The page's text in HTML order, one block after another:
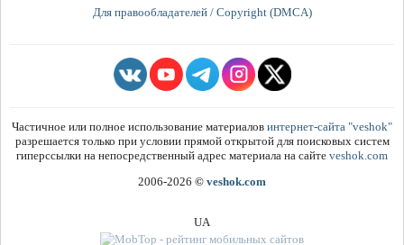
Для правообладателей / Copyright (DMCA)
Частичное или полное использование материалов интернет-сайта "veshok"
разрешается только при условии прямой открытой для поисковых систем
гиперссылки на непосредственный адрес материала на сайте veshok.com
2006-2026 © veshok.com
UA